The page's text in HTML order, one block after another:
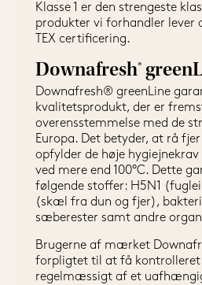
Klasse 1 er den strengeste
produkter vi forhandler lever
TEX certificering.
Downafresh®
Downafresh® greenLine
kvalitetsprodukt, der er
overensstemmelse med de
Europa. Det betyder, at rå
opfylder de høje
ved mere end 100°C. Dette
følgende stoffer: H5N1
(skæl fra dun og fjer),
sæberester samt andre
Brugerne af mærket
forpligtet til at få kontrolleret
regelmæssigt af et